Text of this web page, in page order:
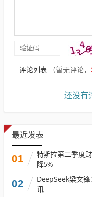
评论列表 （暂无评论，
还没有
最近发表
01
特斯拉第二季度
降5%
02
DeepSeek梁文
讯